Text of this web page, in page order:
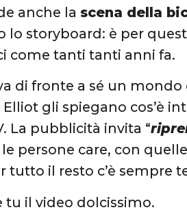
anche la scena della
lo storyboard: è per
come tanti tanti anni fa.
di fronte a sé un
gli spiegano cos’è
La pubblicità invita “
le persone care, con
tutto il resto c’è sempre
tu il video dolcissimo.